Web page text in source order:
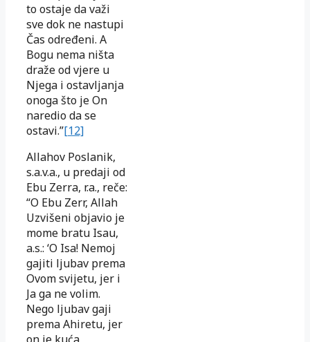
to ostaje da važi
sve dok ne nastupi
Čas određeni. A
Bogu nema ništa
draže od vjere u
Njega i ostavljanja
onoga što je On
naredio da se
ostavi.”[12]
Allahov Poslanik,
s.a.v.a., u predaji od
Ebu Zerra, r.a., reče:
“O Ebu Zerr, Allah
Uzvišeni objavio je
mome bratu Isau,
a.s.: ‘O Isa! Nemoj
gajiti ljubav prema
Ovom svijetu, jer i
Ja ga ne volim.
Nego ljubav gaji
prema Ahiretu, jer